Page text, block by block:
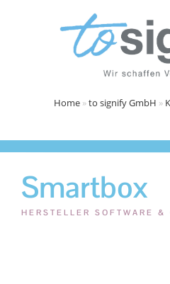
Home »to signify GmbH »
Smartbox
HERSTELLER SOFTWARE &